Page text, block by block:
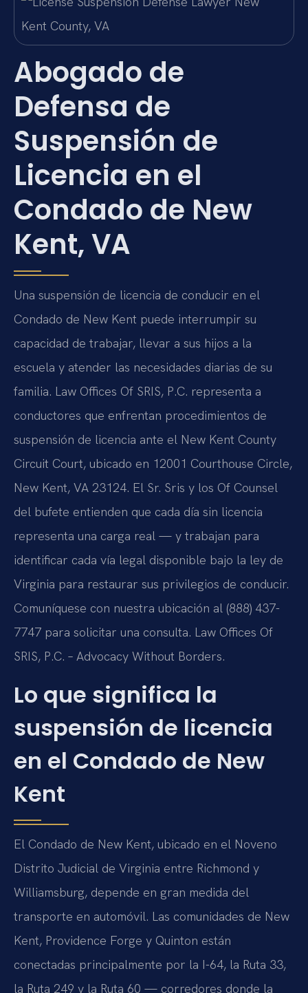
Abogado de
Defensa de
Suspensión de
Licencia en el
Condado de New
Kent, VA
Una suspensión de licencia de conducir en el
Condado de New Kent puede interrumpir su
capacidad de trabajar, llevar a sus hijos a la
escuela y atender las necesidades diarias de su
familia. Law Offices Of SRIS, P.C. representa a
conductores que enfrentan procedimientos de
suspensión de licencia ante el New Kent County
Circuit Court, ubicado en 12001 Courthouse Circle,
New Kent, VA 23124. El Sr. Sris y los Of Counsel
del bufete entienden que cada día sin licencia
representa una carga real — y trabajan para
identificar cada vía legal disponible bajo la ley de
Virginia para restaurar sus privilegios de conducir.
Comuníquese con nuestra ubicación al (888) 437-
7747 para solicitar una consulta. Law Offices Of
SRIS, P.C. – Advocacy Without Borders.
Lo que significa la
suspensión de licencia
en el Condado de New
Kent
El Condado de New Kent, ubicado en el Noveno
Distrito Judicial de Virginia entre Richmond y
Williamsburg, depende en gran medida del
transporte en automóvil. Las comunidades de New
Kent, Providence Forge y Quinton están
conectadas principalmente por la I-64, la Ruta 33,
la Ruta 249 y la Ruta 60 — corredores donde la